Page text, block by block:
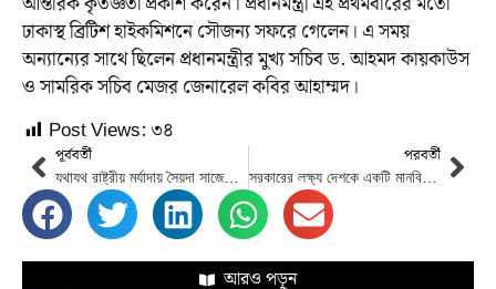
ঢাকাস্থ ব্রিটিশ হাইকমিশনে সৌজন্য সফরে গেলেন। এ সময়
অন্যান্যের সাথে ছিলেন প্রধানমন্ত্রীর মুখ্য সচিব ড. আহমদ কায়কাউস
ও সামরিক সচিব মেজর জেনারেল কবির আহাম্মদ।
Post Views:৩৪
পূর্ববর্তী
যথাযথ রাষ্ট্রীয় মর্যাদায় সৈয়দা সাজেদা চৌধুরীর দাফন সম্পন্ন
পরবর্তী
সরকারের লক্ষ্য দেশকে একটি মানবিক ও সামাজিক কল্যাণ রাষ্ট্রে রুপান্তর কর: তথ্যমন্ত্রী
আরও পড়ুন